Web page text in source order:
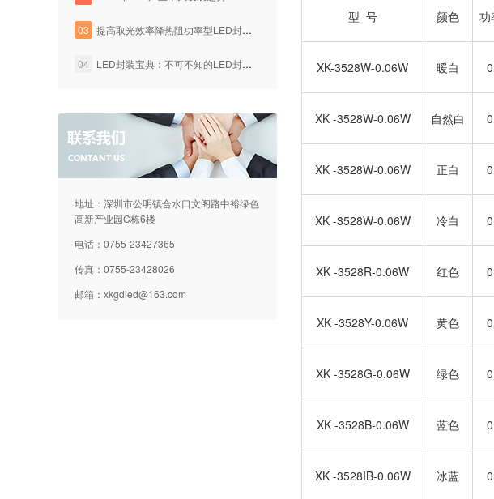
03 提高取光效率降热阻功率型LED封装技术
04 LED封装宝典：不可不知的LED封装工艺知识
地址：深圳市公明镇合水口文阁路中裕绿色
高新产业园C栋6楼
电话：0755-23427365
传真：0755-23428026
邮箱： xkgdled@163.com
型 号 颜色 功
XK-3528W-0.06W 暖白
XK -3528W-0.06W 自然白
XK -3528W-0.06W 正白
XK -3528W-0.06W 冷白
XK -3528R-0.06W 红色
XK -3528Y-0.06W 黄色
XK -3528G-0.06W 绿色
XK -3528B-0.06W 蓝色
XK -3528IB-0.06W 冰蓝